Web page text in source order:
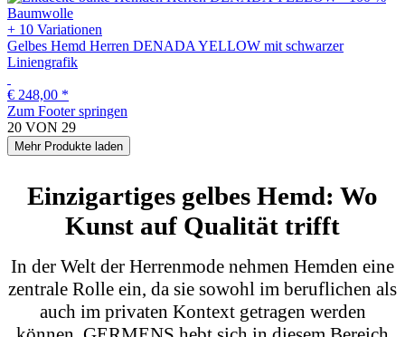
+ 10 Variationen
Buntes Hemd Herren POPPYFLOPPY mit Mohnblumen
€ 248,00*